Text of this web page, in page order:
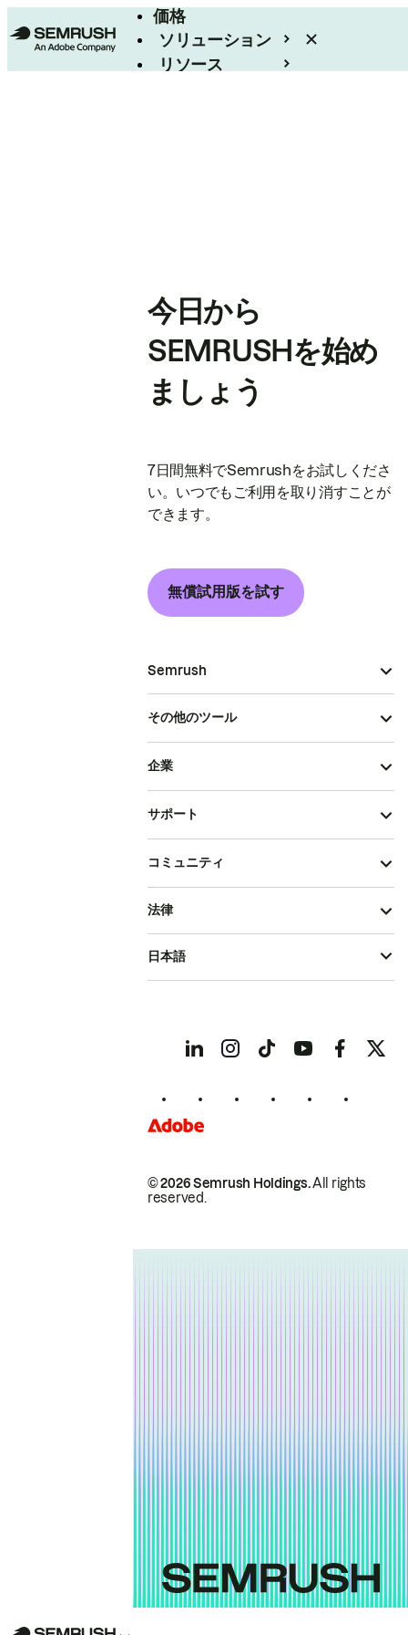
価格
ソリューション
リソース
今日から
SEMRUSHを始め
ましょう
7日間無料でSemrushをお試しくださ
い。いつでもご利用を取り消すことが
できます。
無償試用版を試す
Semrush
その他のツール
企業
サポート
コミュニティ
© 2026 Semrush Holdings.All rights
reserved.
法律
日本語